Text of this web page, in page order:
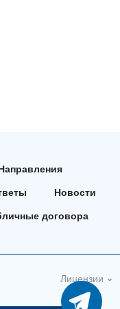
Новости
договора
Лицензии